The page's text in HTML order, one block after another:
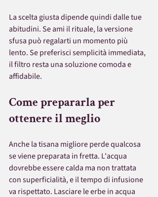
La scelta giusta dipende quindi dalle tue
abitudini. Se ami il rituale, la versione
sfusa può regalarti un momento più
lento. Se preferisci semplicità immediata,
il filtro resta una soluzione comoda e
affidabile.
Come prepararla per
ottenere il meglio
Anche la tisana migliore perde qualcosa
se viene preparata in fretta. L'acqua
dovrebbe essere calda ma non trattata
con superficialità, e il tempo di infusione
va rispettato. Lasciare le erbe in acqua